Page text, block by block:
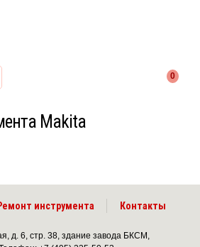
0
Makita
инструмента Контакты
д. 6, стр. 38, здание завода БКСМ,